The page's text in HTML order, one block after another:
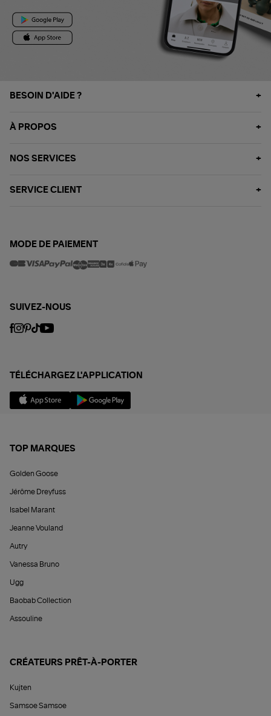
BESOIN D'AIDE ?
À PROPOS
NOS SERVICES
SERVICE CLIENT
MODE DE PAIEMENT
SUIVEZ-NOUS
TÉLÉCHARGEZ L'APPLICATION
TOP MARQUES
Golden Goose
Jérôme Dreyfuss
Isabel Marant
Jeanne Vouland
Autry
Vanessa Bruno
Ugg
Baobab Collection
Assouline
CRÉATEURS PRÊT-À-PORTER
Kujten
Samsoe Samsoe